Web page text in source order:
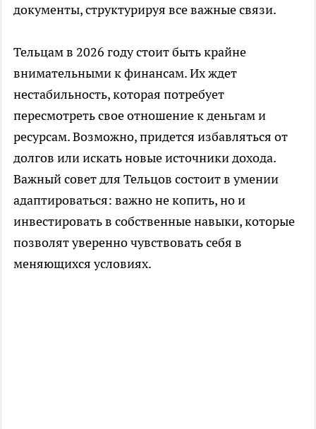
документы, структурируя все важные связи.
Тельцам в 2026 году стоит быть крайне
внимательными к финансам. Их ждет
нестабильность, которая потребует
пересмотреть свое отношение к деньгам и
ресурсам. Возможно, придется избавляться от
долгов или искать новые источники дохода.
Важный совет для Тельцов состоит в умении
адаптироваться: важно не копить, но и
инвестировать в собственные навыки, которые
позволят уверенно чувствовать себя в
меняющихся условиях.